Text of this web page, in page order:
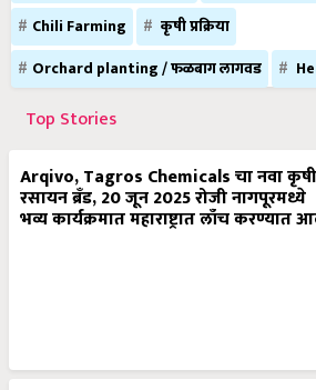
Chili Farming
कृषी प्रक्रिया
Orchard planting / फळबाग लागवड
Top Stories
Arqivo, Tagros Chemicals चा नवा कृषी
रसायन ब्रँड, 20 जून 2025 रोजी नागपूरमध्ये
भव्य कार्यक्रमात महाराष्ट्रात लाँच करण्यात